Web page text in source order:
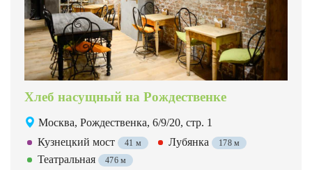
Хлеб насущный на Рождественке
Москва, Рождественка, 6/9/20, стр. 1
Кузнецкий мост
41 м Лубянка 178 м
Театральная 476 м